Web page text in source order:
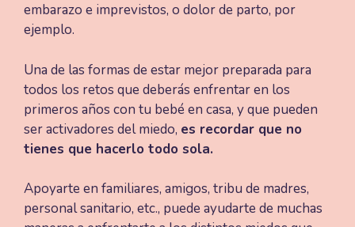
embarazo e imprevistos, o dolor de parto, por
ejemplo.
Una de las formas de estar mejor preparada para
todos los retos que deberás enfrentar en los
primeros años con tu bebé en casa, y que pueden
ser activadores del miedo, es recordar que no
tienes que hacerlo todo sola.
Apoyarte en familiares, amigos, tribu de madres,
personal sanitario, etc., puede ayudarte de muchas